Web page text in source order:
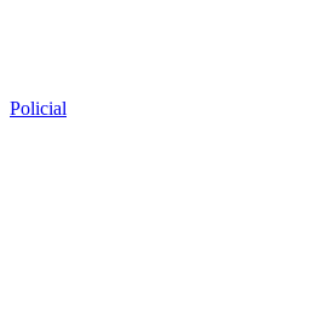
Policial